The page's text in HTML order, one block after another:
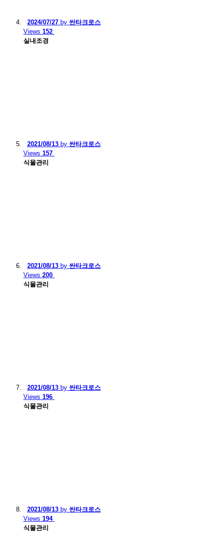
2024/07/27 by 싼타크로스
Views 152
실내조경
2021/08/13 by 싼타크로스
Views 157
식물관리
2021/08/13 by 싼타크로스
Views 200
식물관리
2021/08/13 by 싼타크로스
Views 196
식물관리
2021/08/13 by 싼타크로스
Views 194
식물관리